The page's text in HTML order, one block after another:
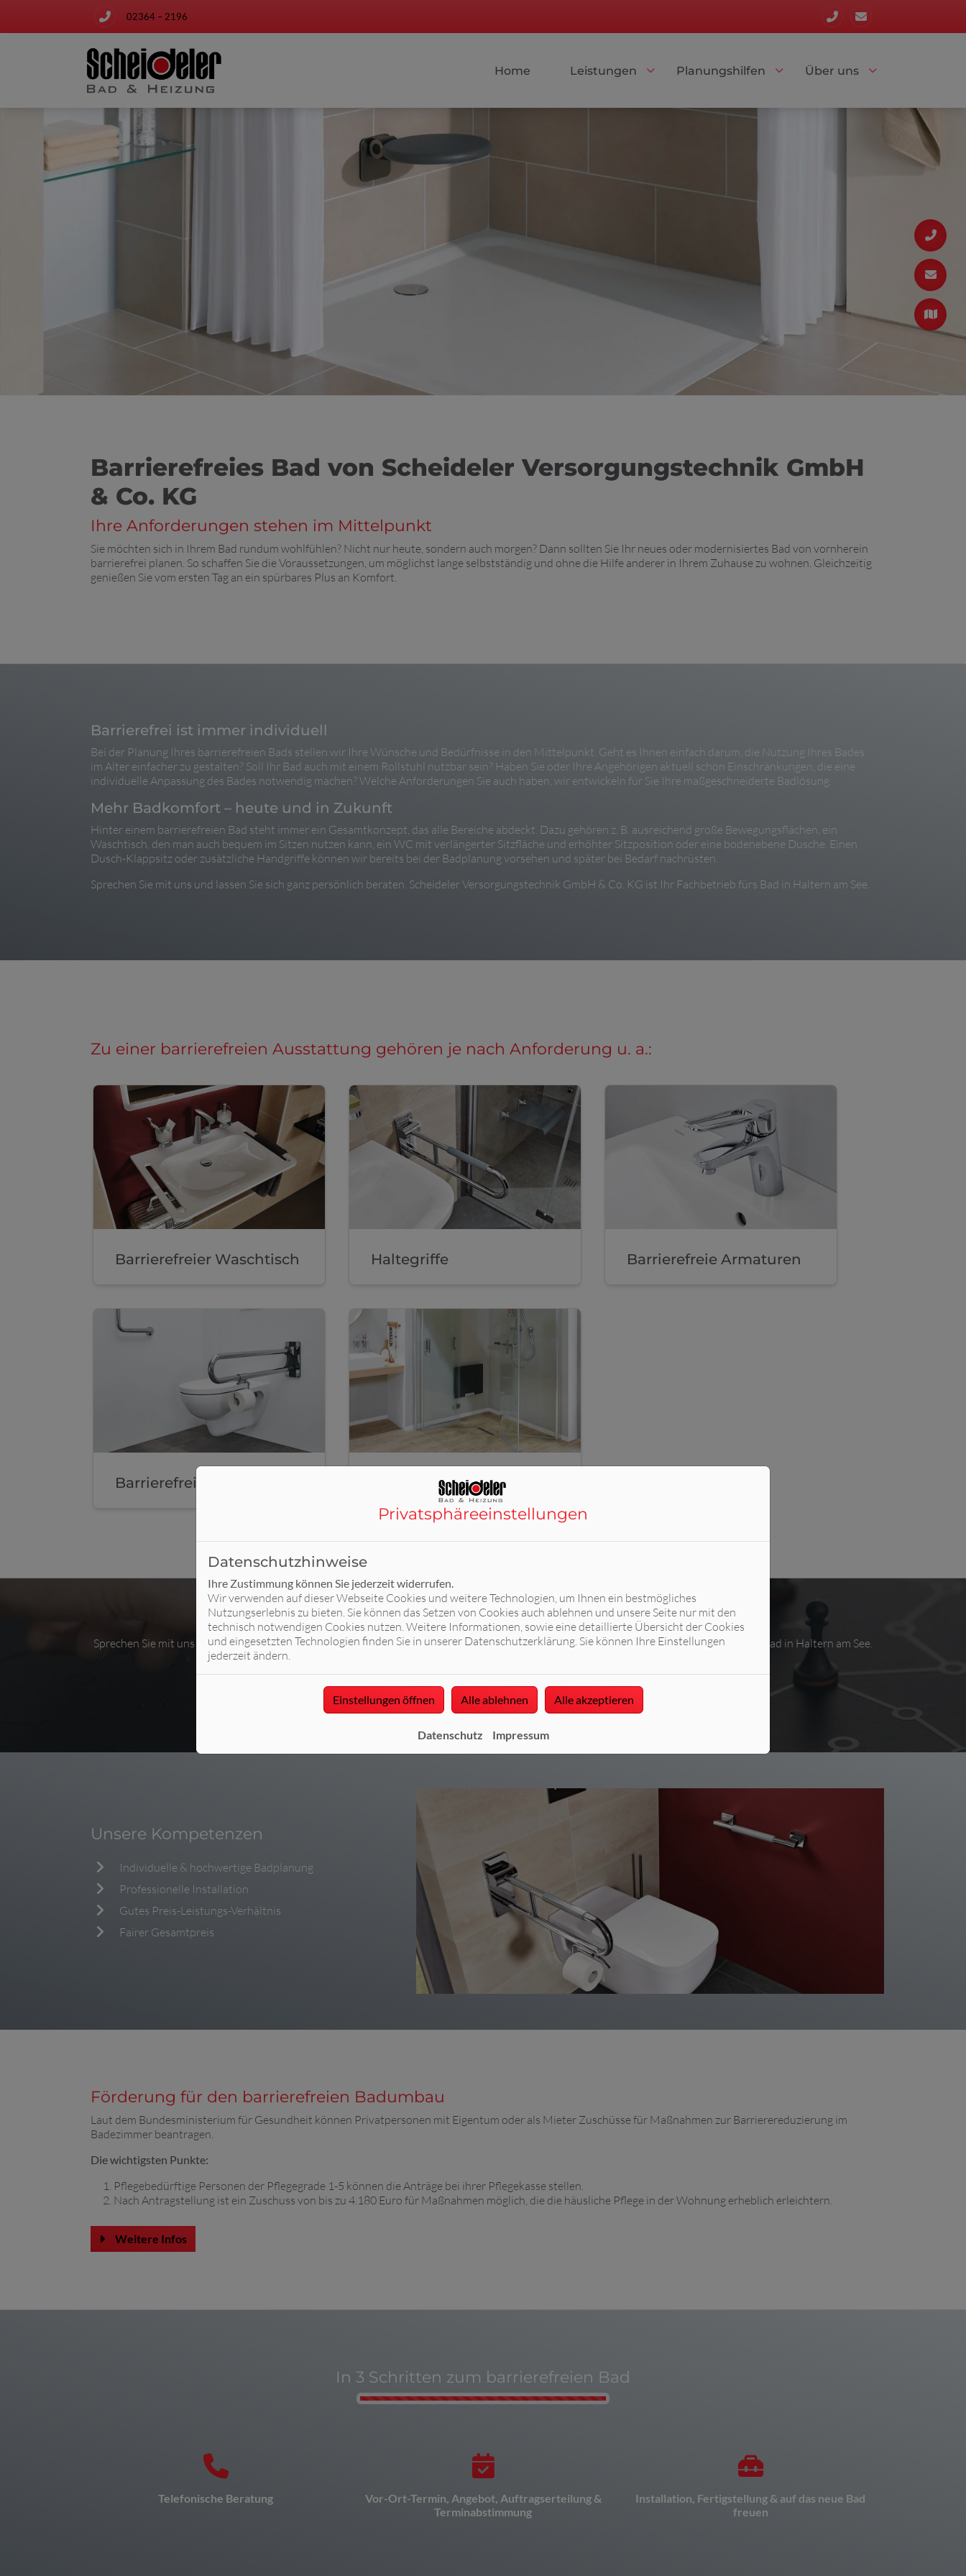
02364 – 2196
Home Leistungen Planungshilfen Über uns
Barrierefreies Bad von Scheideler Versorgungstechnik GmbH
& Co. KG
Ihre Anforderungen stehen im Mittelpunkt
Sie möchten sich in Ihrem Bad rundum wohlfühlen? Nicht nur heute, sondern auch morgen? Dann sollten Sie Ihr neues oder modernisiertes Bad von vornherein
barrierefrei planen. So schaffen Sie die Voraussetzungen, um möglichst lange selbstständig und ohne die Hilfe anderer in Ihrem Zuhause zu wohnen. Gleichzeitig
genießen Sie vom ersten Tag an ein spürbares Plus an Komfort.
Barrierefrei ist immer individuell
Bei der Planung Ihres barrierefreien Bads stellen wir Ihre Wünsche und Bedürfnisse in den Mittelpunkt. Geht es Ihnen einfach darum, die Nutzung Ihres Bades
im Alter einfacher zu gestalten? Soll Ihr Bad auch mit einem Rollstuhl nutzbar sein? Haben Sie oder Ihre Angehörigen aktuell schon Einschränkungen, die eine
individuelle Anpassung des Bades notwendig machen? Welche Anforderungen Sie auch haben, wir entwickeln für Sie Ihre maßgeschneiderte Badlösung.
Mehr Badkomfort – heute und in Zukunft
Hinter einem barrierefreien Bad steht immer ein Gesamtkonzept, das alle Bereiche abdeckt. Dazu gehören z. B. ausreichend große Bewegungsflächen, ein
Waschtisch, den man auch bequem im Sitzen nutzen kann, ein WC mit verlängerter Sitzfläche und erhöhter Sitzposition oder eine bodenebene Dusche. Einen
Dusch-Klappsitz oder zusätzliche Handgriffe können wir bereits bei der Badplanung vorsehen und später bei Bedarf nachrüsten.
Sprechen Sie mit uns und lassen Sie sich ganz persönlich beraten. Scheideler Versorgungstechnik GmbH & Co. KG ist Ihr Fachbetrieb fürs Bad in Haltern am See.
Zu einer barrierefreien Ausstattung gehören je nach Anforderung u. a.:
Barrierefreier Waschtisch Haltegriffe Barrierefreie Armaturen
Barrierefreies WC Barrierefreie Dusche
Sprechen Sie mit uns und lassen Sie sich ganz persönlich beraten. Scheideler Versorgungstechnik GmbH & Co. KG ist Ihr Fachbetrieb fürs Bad in Haltern am See.
Unsere Kompetenzen
Individuelle & hochwertige Badplanung
Professionelle Installation
Gutes Preis-Leistungs-Verhältnis
Fairer Gesamtpreis
Förderung für den barrierefreien Badumbau
Laut dem Bundesministerium für Gesundheit können Privatpersonen mit Eigentum oder als Mieter Zuschüsse für Maßnahmen zur Barrierereduzierung im
Badezimmer beantragen.
Die wichtigsten Punkte:
Pflegebedürftige Personen der Pflegegrade 1-5 können die Anträge bei ihrer Pflegekasse stellen.
Nach Antragstellung ist ein Zuschuss von bis zu 4.180 Euro für Maßnahmen möglich, die die häusliche Pflege in der Wohnung erheblich erleichtern.
Weitere Infos
In 3 Schritten zum barrierefreien Bad
Telefonische Beratung
Vor-Ort-Termin, Angebot, Auftragserteilung &
Terminabstimmung
Installation, Fertigstellung & auf das neue Bad
freuen
Privatsphäre­einstellungen
Datenschutzhinweise
Ihre Zustimmung können Sie jederzeit widerrufen.
Wir verwenden auf dieser Webseite Cookies und weitere Technologien, um Ihnen ein bestmögliches
Nutzungserlebnis zu bieten. Sie können das Setzen von Cookies auch ablehnen und unsere Seite nur mit den
technisch notwendigen Cookies nutzen. Weitere Informationen, sowie eine detaillierte Übersicht der Cookies
und eingesetzten Technologien finden Sie in unserer Datenschutzerklärung. Sie können Ihre Einstellungen
jederzeit ändern.
Einstellungen öffnen Alle ablehnen Alle akzeptieren
Datenschutz Impressum